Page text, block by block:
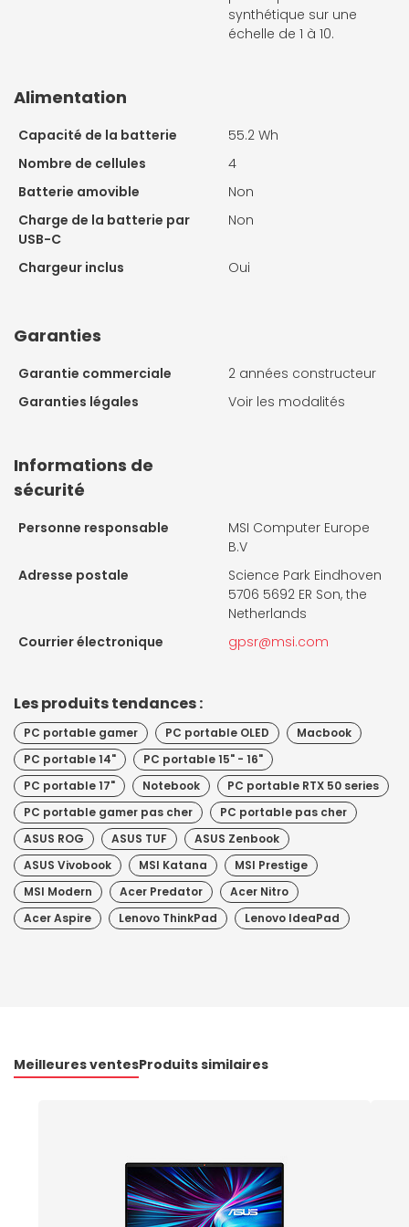
synthétique sur une
échelle de 1 à 10.
Alimentation
Capacité de la batterie
55.2 Wh
Nombre de cellules
4
Batterie amovible
Non
Charge de la batterie par
USB-C
Non
Chargeur inclus Oui
Garanties
Garantie commerciale
2 années constructeur
Garanties légales
Voir les modalités
Informations de
sécurité
Personne responsable
MSI Computer Europe
B.V
Adresse postale
Science Park Eindhoven
5706 5692 ER Son, the
Netherlands
Courrier électronique
gpsr@msi.com
Les produits tendances :
PC portable gamer PC portable OLED
Macbook
PC portable 14"
PC portable 15" - 16"
PC portable 17"
Notebook
PC portable RTX 50 series
PC portable gamer pas cher
PC portable pas cher
ASUS ROG
ASUS TUF
ASUS Zenbook
ASUS Vivobook
MSI Katana
MSI Prestige
MSI Modern
Acer Predator
Acer Nitro
Acer Aspire
Lenovo ThinkPad Lenovo IdeaPad
Meilleures ventesProduits similaires